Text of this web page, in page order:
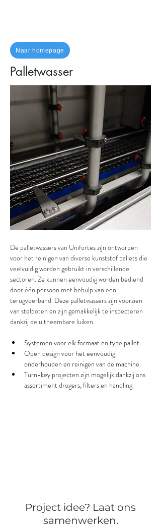
Naar homepage
Palletwasser
De palletwassers van Unifortes zijn ontworpen
voor het reinigen van diverse kunststof pallets die
veelvuldig worden gebruikt in verschillende
sectoren. Ze kunnen eenvoudig worden bediend
door één persoon met behulp van een
terugvoerband. Deze palletwassers zijn voorzien
van stelpoten en zijn gemakkelijk te inspecteren
dankzij de uitneembare luiken.
Systemen voor elk formaat en type pallet
Open design voor het eenvoudig
onderhouden en reinigen van de machine.
Turn-key projecten zijn mogelijk dankzij ons
assortiment drogers, filters en handling.
Project idee? Laat ons
samenwerken.